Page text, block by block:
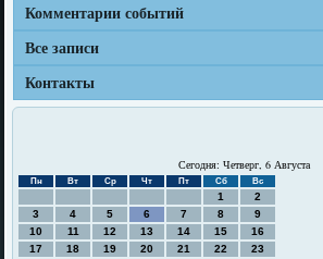
Комментарии событий
Все записи
Контакты
Сегодня: Четверг, 6 Августа
Пн Вт Ср Чт Пт Сб Вс
1
2
3
4 5 6 7 8
9
10
11 12 13 14 15
16
17
18 19 20 21 22
23